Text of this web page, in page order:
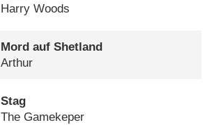
Harry Woods
Mord auf Shetland
Arthur
Stag
The Gamekeper